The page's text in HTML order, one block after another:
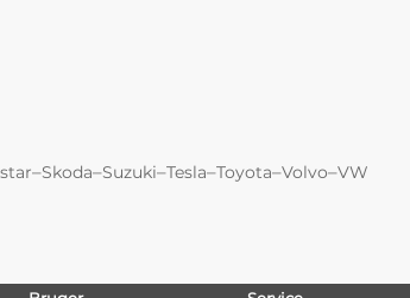
–Skoda–Suzuki–Tesla–Toyota–Volvo–VW